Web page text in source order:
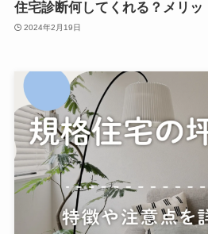
住宅診断何してくれる？メリッ
2024年2月19日